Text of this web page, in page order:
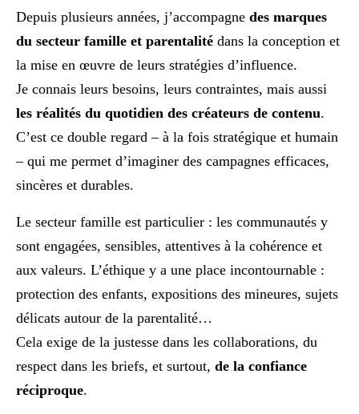
Depuis plusieurs années, j’accompagne des marques
du secteur famille et parentalité dans la conception et
la mise en œuvre de leurs stratégies d’influence.
Je connais leurs besoins, leurs contraintes, mais aussi
les réalités du quotidien des créateurs de contenu.
C’est ce double regard – à la fois stratégique et humain
– qui me permet d’imaginer des campagnes efficaces,
sincères et durables.
Le secteur famille est particulier : les communautés y
sont engagées, sensibles, attentives à la cohérence et
aux valeurs. L’éthique y a une place incontournable :
protection des enfants, expositions des mineures, sujets
délicats autour de la parentalité…
Cela exige de la justesse dans les collaborations, du
respect dans les briefs, et surtout, de la confiance
réciproque.